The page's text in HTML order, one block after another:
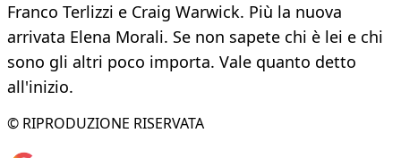
Franco Terlizzi e Craig Warwick. Più la nuova
arrivata Elena Morali. Se non sapete chi è lei e chi
sono gli altri poco importa. Vale quanto detto
all'inizio.
© RIPRODUZIONE RISERVATA